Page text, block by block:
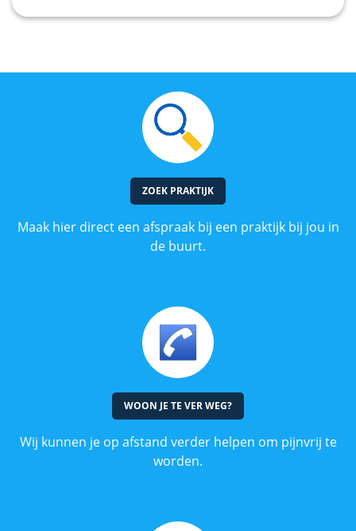
ZOEK PRAKTIJK
Maak hier direct een afspraak bij een praktijk bij jou in
de buurt.
WOON JE TE VER WEG?
Wij kunnen je op afstand verder helpen om pijnvrij te
worden.